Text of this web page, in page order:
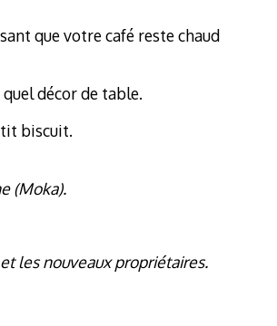
que votre café reste chaud
décor de table.
biscuit.
(Moka).
les nouveaux propriétaires.